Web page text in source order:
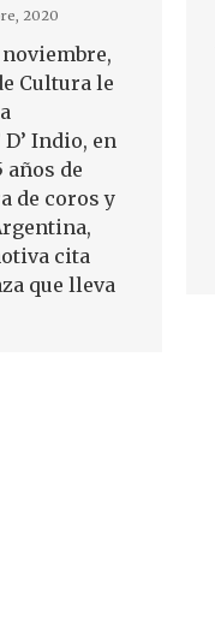
2020
Cultura le
Indio, en
años de
de coros y
cita
que lleva